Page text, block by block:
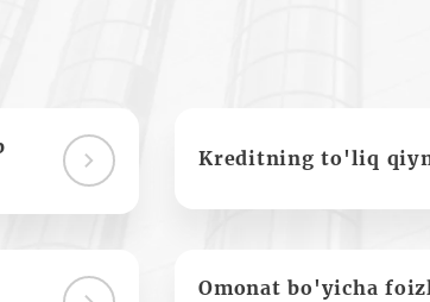
Kreditning to'liq
Omonat bo'yicha